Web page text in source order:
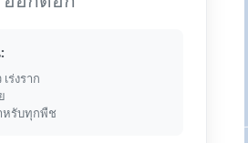
เร่งราก
หรับทุกพืช